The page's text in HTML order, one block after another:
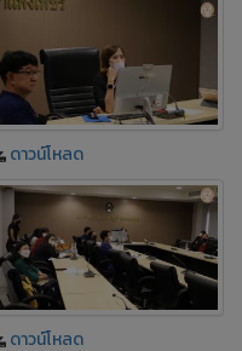
ดาวน์โหลด
ดาวน์โหลด